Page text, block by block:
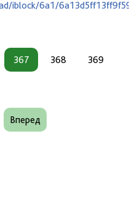
iblock/6a1/
367 368 369
Вперед